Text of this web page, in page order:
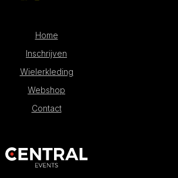
Home
Inschrijven
Wielerkleding
Webshop
Contact